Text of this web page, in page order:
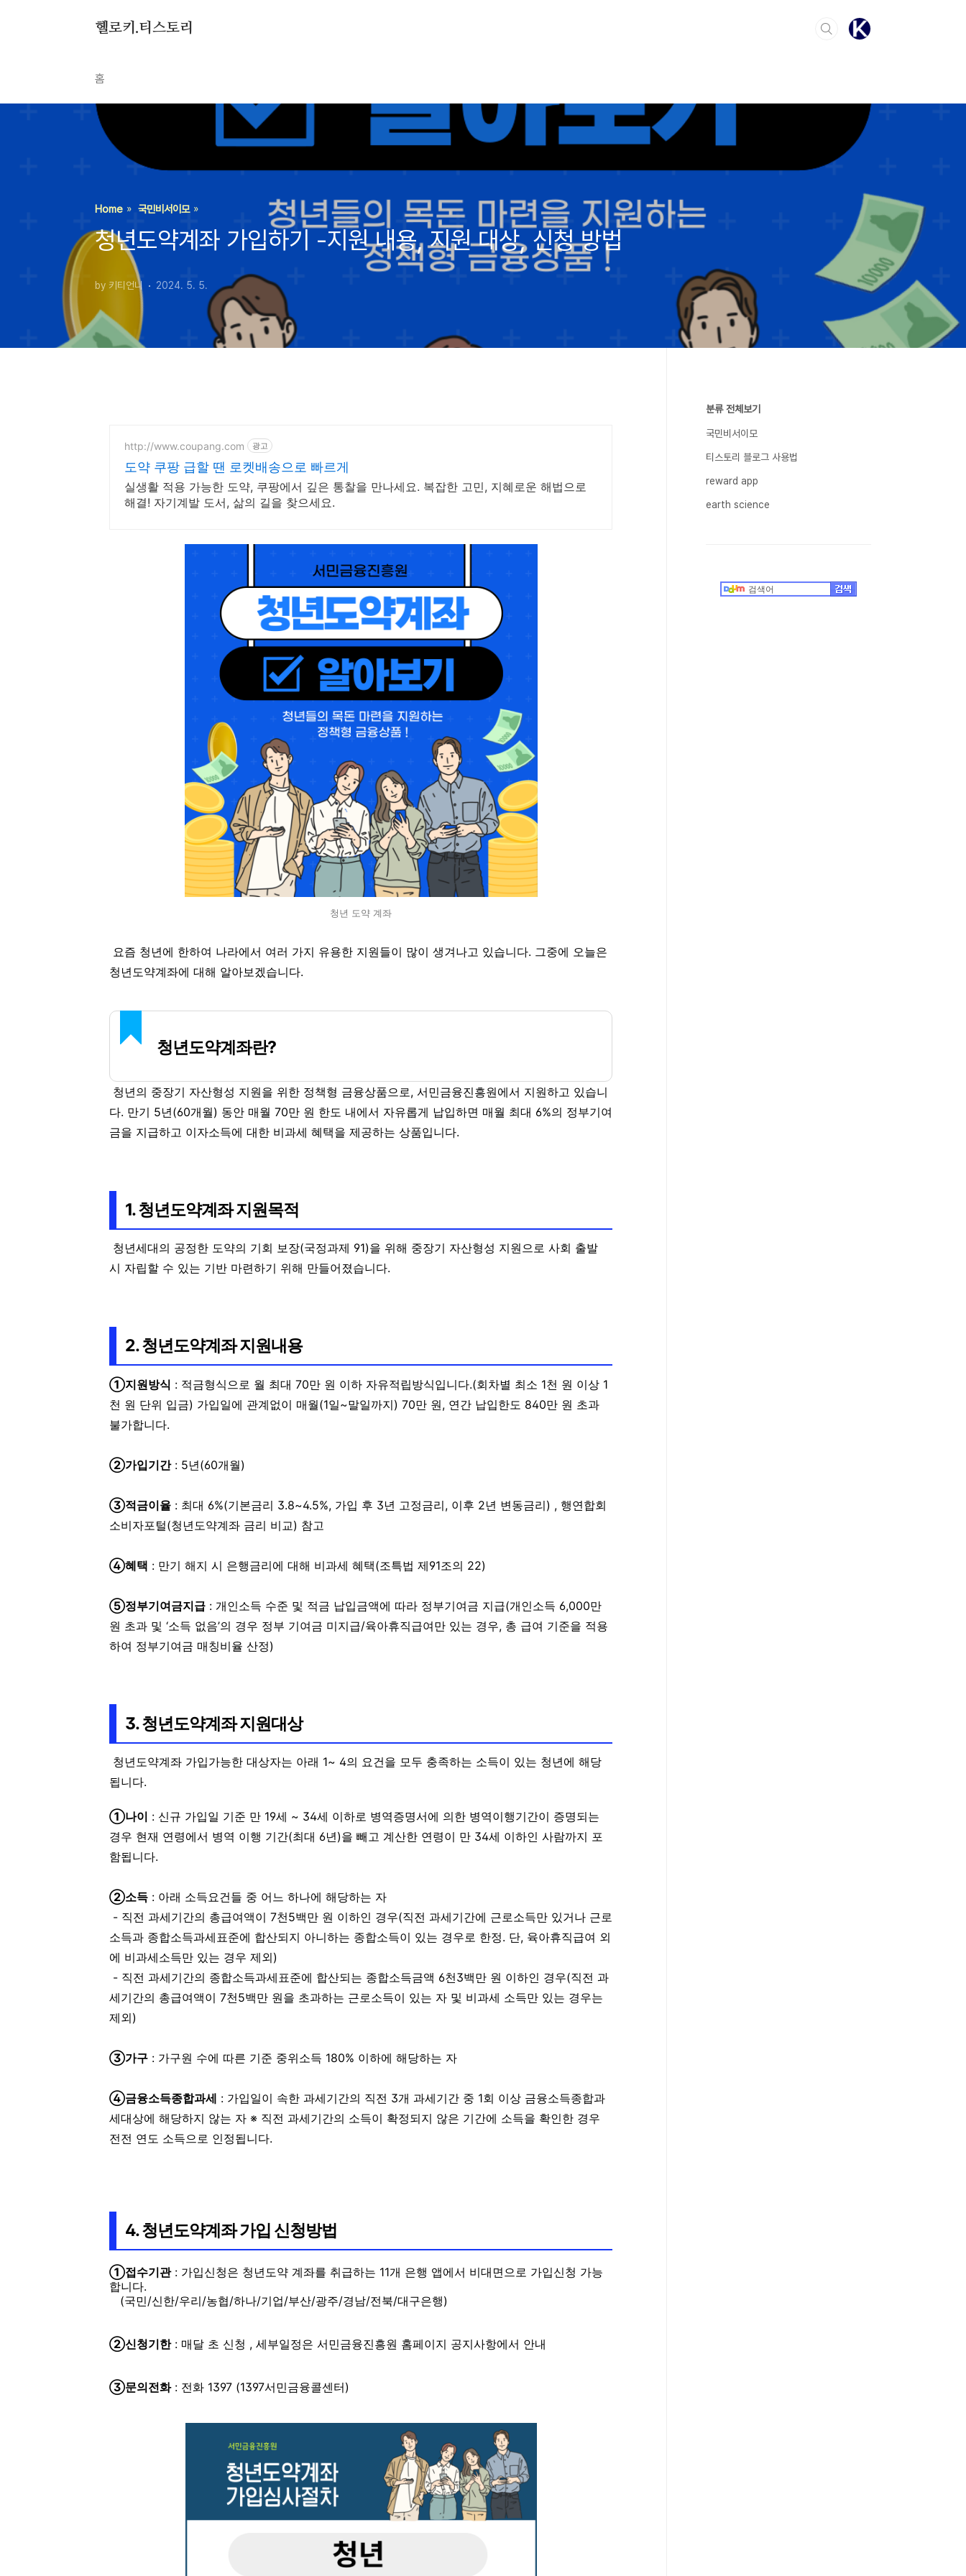
헬로키.티스토리
홈
Home 국민비서이모
청년도약계좌 가입하기 -지원 내용, 지원 대상, 신청 방법
by 키티언니 2024. 5. 5.
http://www.coupang.com 광고
도약 쿠팡 급할 땐 로켓배송으로 빠르게
실생활 적용 가능한 도약, 쿠팡에서 깊은 통찰을 만나세요. 복잡한 고민, 지혜로운 해법으로
해결! 자기계발 도서, 삶의 길을 찾으세요.
청년 도약 계좌
요즘 청년에 한하여 나라에서 여러 가지 유용한 지원들이 많이 생겨나고 있습니다. 그중에 오늘은
청년도약계좌에 대해 알아보겠습니다.
청년도약계좌란?
청년의 중장기 자산형성 지원을 위한 정책형 금융상품으로, 서민금융진흥원에서 지원하고 있습니
다. 만기 5년(60개월) 동안 매월 70만 원 한도 내에서 자유롭게 납입하면 매월 최대 6%의 정부기여
금을 지급하고 이자소득에 대한 비과세 혜택을 제공하는 상품입니다.
1. 청년도약계좌 지원목적
청년세대의 공정한 도약의 기회 보장(국정과제 91)을 위해 중장기 자산형성 지원으로 사회 출발
시 자립할 수 있는 기반 마련하기 위해 만들어졌습니다.
2. 청년도약계좌 지원내용
①지원방식 : 적금형식으로 월 최대 70만 원 이하 자유적립방식입니다.(회차별 최소 1천 원 이상 1
천 원 단위 입금) 가입일에 관계없이 매월(1일~말일까지) 70만 원, 연간 납입한도 840만 원 초과
불가합니다.
②가입기간: 5년(60개월)
③적금이율 : 최대 6%(기본금리 3.8~4.5%, 가입 후 3년 고정금리, 이후 2년 변동금리) , 행연합회
소비자포털(청년도약계좌 금리 비교) 참고
④혜택 : 만기 해지 시 은행금리에 대해 비과세 혜택(조특법 제91조의 22)
⑤정부기여금지급 : 개인소득 수준 및 적금 납입금액에 따라 정부기여금 지급(개인소득 6,000만
원 초과 및 ‘소득 없음’의 경우 정부 기여금 미지급/육아휴직급여만 있는 경우, 총 급여 기준을 적용
하여 정부기여금 매칭비율 산정)
3. 청년도약계좌 지원대상
청년도약계좌 가입가능한 대상자는 아래 1~ 4의 요건을 모두 충족하는 소득이 있는 청년에 해당
됩니다.
①나이 : 신규 가입일 기준 만 19세 ~ 34세 이하로 병역증명서에 의한 병역이행기간이 증명되는
경우 현재 연령에서 병역 이행 기간(최대 6년)을 빼고 계산한 연령이 만 34세 이하인 사람까지 포
함됩니다.
②소득 : 아래 소득요건들 중 어느 하나에 해당하는 자
- 직전 과세기간의 총급여액이 7천5백만 원 이하인 경우(직전 과세기간에 근로소득만 있거나 근로
소득과 종합소득과세표준에 합산되지 아니하는 종합소득이 있는 경우로 한정. 단, 육아휴직급여 외
에 비과세소득만 있는 경우 제외)
- 직전 과세기간의 종합소득과세표준에 합산되는 종합소득금액 6천3백만 원 이하인 경우(직전 과
세기간의 총급여액이 7천5백만 원을 초과하는 근로소득이 있는 자 및 비과세 소득만 있는 경우는
제외)
③가구 : 가구원 수에 따른 기준 중위소득 180% 이하에 해당하는 자
④금융소득종합과세 : 가입일이 속한 과세기간의 직전 3개 과세기간 중 1회 이상 금융소득종합과
세대상에 해당하지 않는 자 ※ 직전 과세기간의 소득이 확정되지 않은 기간에 소득을 확인한 경우
전전 연도 소득으로 인정됩니다.
4. 청년도약계좌 가입 신청방법
①접수기관: 가입신청은 청년도약 계좌를 취급하는 11개 은행 앱에서 비대면으로 가입신청 가능
합니다.
(국민/신한/우리/농협/하나/기업/부산/광주/경남/전북/대구은행)
②신청기한: 매달 초 신청 , 세부일정은 서민금융진흥원 홈페이지 공지사항에서 안내
③문의전화: 전화 1397 (1397서민금융콜센터)
분류 전체보기
국민비서이모
티스토리 블로그 사용법
reward app
earth science